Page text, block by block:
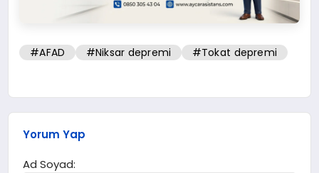
#AFAD #Niksar depremi #Tokat depremi
Yorum Yap
Ad Soyad: